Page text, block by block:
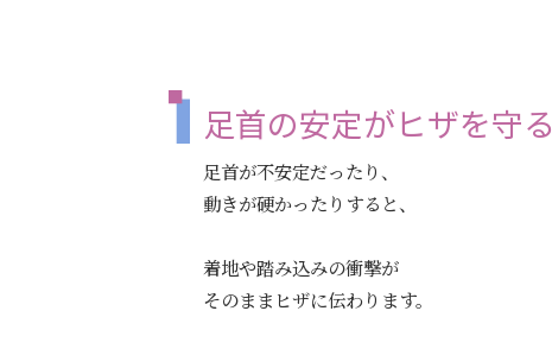
足首の安定がヒザを守る
足首が不安定だったり、
動きが硬かったりすると、
着地や踏み込みの衝撃が
そのままヒザに伝わります。